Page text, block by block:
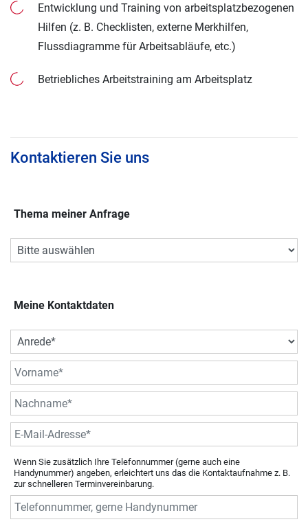
Entwicklung und Training von arbeitsplatzbezogenen
Hilfen (z. B. Checklisten, externe Merkhilfen,
Flussdiagramme für Arbeitsabläufe, etc.)
Betriebliches Arbeitstraining am Arbeitsplatz
Kontaktieren Sie uns
Thema meiner Anfrage
Meine Kontaktdaten
Wenn Sie zusätzlich Ihre Telefonnummer (gerne auch eine
Handynummer) angeben, erleichtert uns das die Kontaktaufnahme z. B.
zur schnelleren Terminvereinbarung.